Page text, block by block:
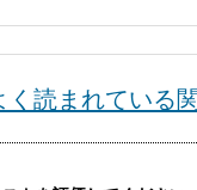
く読まれている